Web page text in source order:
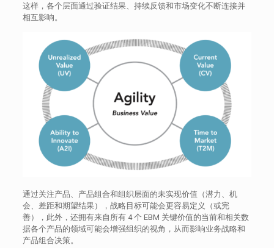
这样，各个层面通过验证结果、持续反馈和市场变化不断连接并
相互影响。
通过关注产品、产品组合和组织层面的未实现价值（潜力、机
会、差距和期望结果），战略目标可能会更容易定义（或完
善），此外，还拥有来自所有 4 个 EBM 关键价值的当前和相关数
据各个产品的领域可能会增强组织的视角，从而影响业务战略和
产品组合决策。